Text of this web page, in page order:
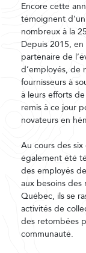
Encore cette
témoignent
nombreux à la
Depuis 2015,
partenaire de
d’employés, de
fournisseurs à
à leurs efforts
remis à ce jour
novateurs en
Au cours des
également été
des employés
aux besoins des
Québec, ils se
activités de
des retombées
communauté.